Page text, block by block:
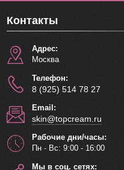
Контакты
Адрес:
Москва
Телефон:
8 (925) 514 78 27
Email:
skin@topcream.ru
Рабочие дни/часы:
Пн - Вс: 9:00 - 16:00
Мы в соц. сетях: